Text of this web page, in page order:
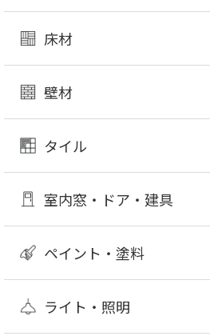
床材
壁材
タイル
室内窓・ドア・建具
ペイント・塗料
ライト・照明